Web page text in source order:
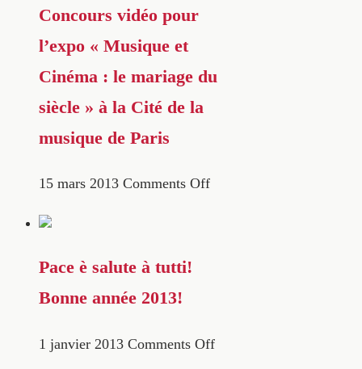
Concours vidéo pour
l’expo « Musique et
Cinéma : le mariage du
siècle » à la Cité de la
musique de Paris
15 mars 2013 Comments Off
Pace è salute à tutti!
Bonne année 2013!
1 janvier 2013 Comments Off